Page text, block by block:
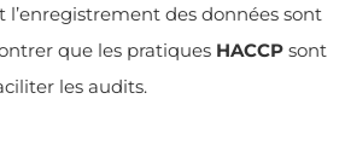
des données sont
que les pratiques HACCP sont
les audits.